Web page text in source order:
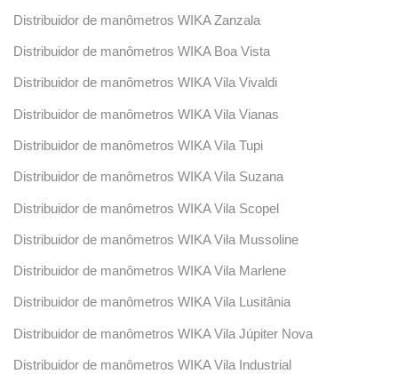
Distribuidor de manômetros WIKA Zanzala
Distribuidor de manômetros WIKA Boa Vista
Distribuidor de manômetros WIKA Vila Vivaldi
Distribuidor de manômetros WIKA Vila Vianas
Distribuidor de manômetros WIKA Vila Tupi
Distribuidor de manômetros WIKA Vila Suzana
Distribuidor de manômetros WIKA Vila Scopel
Distribuidor de manômetros WIKA Vila Mussoline
Distribuidor de manômetros WIKA Vila Marlene
Distribuidor de manômetros WIKA Vila Lusitânia
Distribuidor de manômetros WIKA Vila Júpiter Nova
Distribuidor de manômetros WIKA Vila Industrial